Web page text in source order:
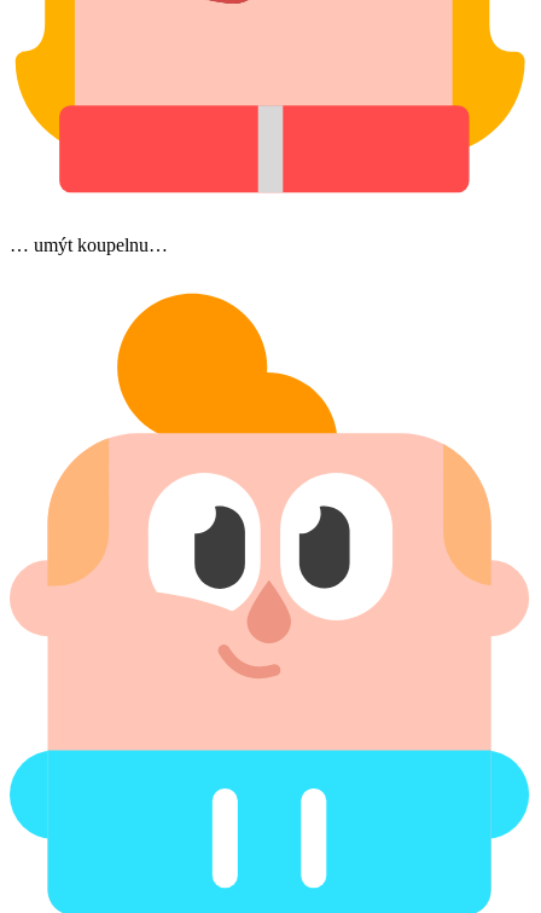
… umýt koupelnu…